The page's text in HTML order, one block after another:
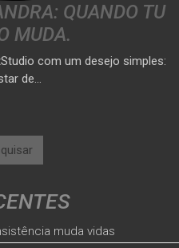
QUANDO TU
MUDA.
com um desejo simples:
de…
muda vidas